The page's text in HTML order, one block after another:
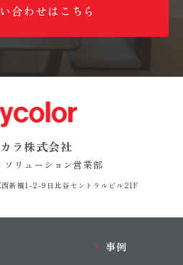
合わせはこちら
ラ株式会社
ソリューション営業部
新橋1-2-9 日比谷セントラルビル21F
事例